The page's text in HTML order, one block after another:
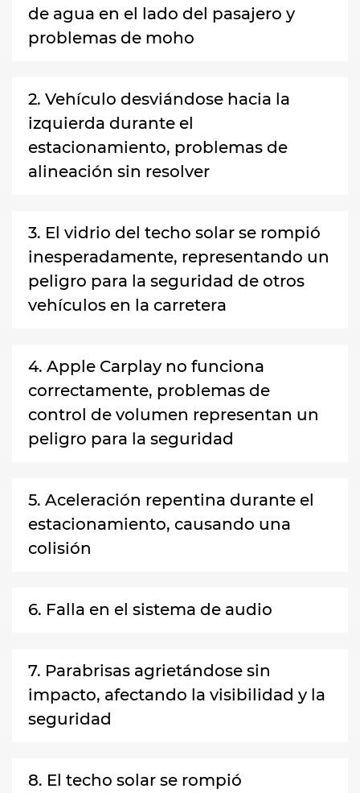
de agua en el lado del pasajero y
problemas de moho
2. Vehículo desviándose hacia la
izquierda durante el
estacionamiento, problemas de
alineación sin resolver
3. El vidrio del techo solar se rompió
inesperadamente, representando un
peligro para la seguridad de otros
vehículos en la carretera
4. Apple Carplay no funciona
correctamente, problemas de
control de volumen representan un
peligro para la seguridad
5. Aceleración repentina durante el
estacionamiento, causando una
colisión
6. Falla en el sistema de audio
7. Parabrisas agrietándose sin
impacto, afectando la visibilidad y la
seguridad
8. El techo solar se rompió